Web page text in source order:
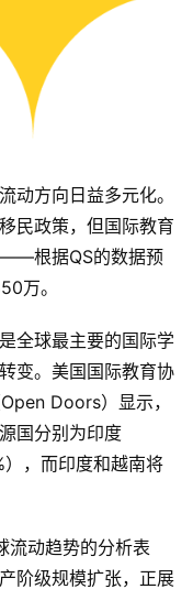
动方向日益多元化。
民政策，但国际教育
——根据QS的数据预
万。
全球最主要的国际学
变。美国国际教育协
Doors）显示，
国分别为印度
），而印度和越南将
流动趋势的分析表
阶级规模扩张，正展